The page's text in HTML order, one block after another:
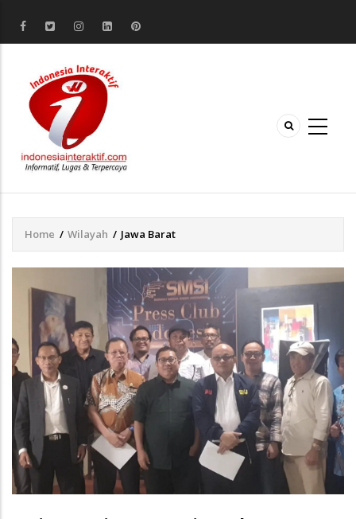
Breadcrumb
Home / Wilayah / Jawa Barat